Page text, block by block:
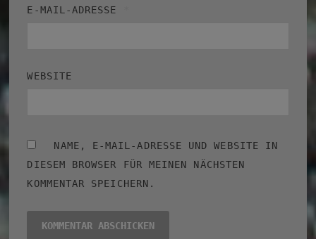
E-MAIL-ADRESSE
WEBSITE
NAME, E-MAIL-ADRESSE UND WEBSITE IN
DIESEM BROWSER FÜR MEINEN NÄCHSTEN
KOMMENTAR SPEICHERN.